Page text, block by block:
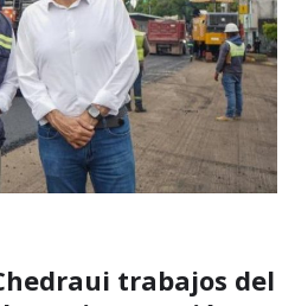
trabajos del